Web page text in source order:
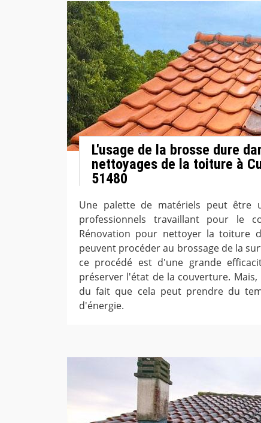
L'usage de la brosse dure
nettoyages de la toiture à
51480
Une palette de matériels peut être
professionnels travaillant pour le
Rénovation pour nettoyer la toiture
peuvent procéder au brossage de la
ce procédé est d'une grande
préserver l'état de la couverture.
du fait que cela peut prendre du
d'énergie.